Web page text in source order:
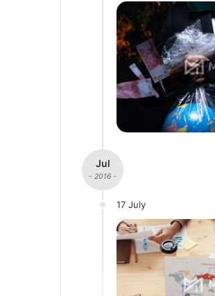
Jul
- 2016 -
17 July